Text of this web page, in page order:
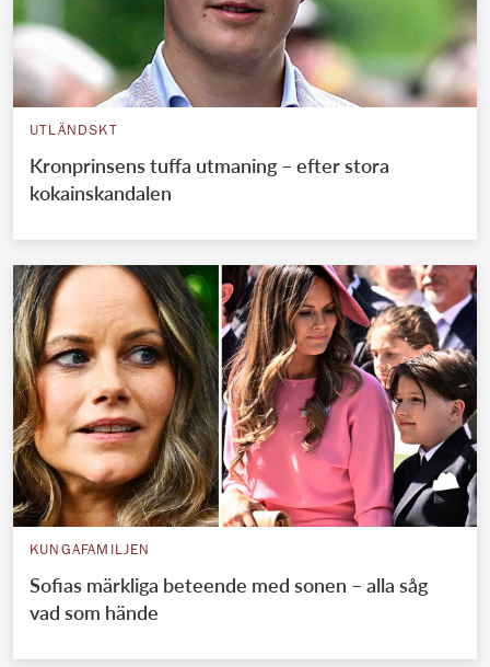
UTLÄNDSKT
Kronprinsens tuffa utmaning – efter stora
kokainskandalen
KUNGAFAMILJEN
Sofias märkliga beteende med sonen – alla såg
vad som hände